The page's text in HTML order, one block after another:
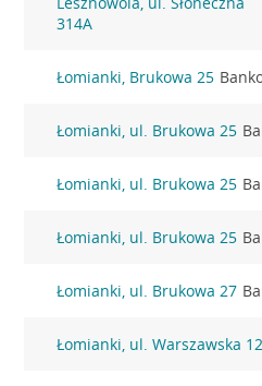
314A
Łomianki, Brukowa 25
Łomianki, ul. Brukowa 25
Łomianki, ul. Brukowa 25
Łomianki, ul. Brukowa 25
Łomianki, ul. Brukowa 27
Łomianki, ul. Warszawska